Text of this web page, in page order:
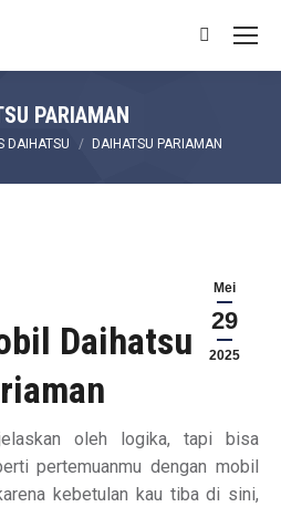
Search:
PARIAMAN
DAIHATSU DAIHATSU PARIAMAN
Mei
29
2025
Daihatsu
oleh logika, tapi bisa
pertemuanmu dengan mobil
kebetulan kau tiba di sini,